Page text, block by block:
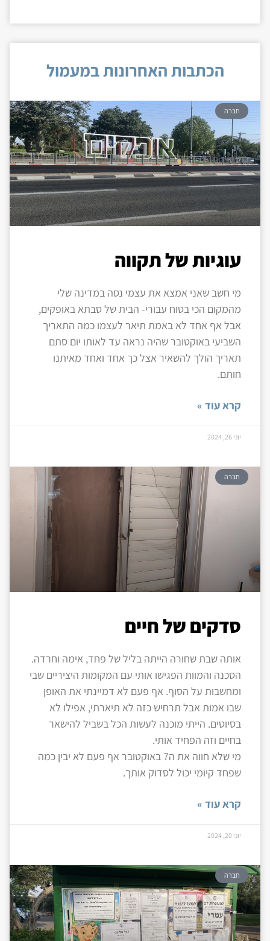
הכתבות האחרונות במעמול
חברה
עוגיות של תקווה
מי חשב שאני אמצא את עצמי נסה במדינה שלי
מהמקום הכי בטוח עבורי- הבית של סבתא באופקים,
אבל אף אחד לא באמת תיאר לעצמו כמה התאריך
השביעי באוקטובר שהיה נראה עד לאותו יום סתם
תאריך הולך להשאיר אצל כך אחד ואחד מאיתנו
חותם.
קרא עוד »
יוני 26, 2024
חברה
סדקים של חיים
אותה שבת שחורה הייתה בליל של פחד, אימה וחרדה.
הסכנה והמוות הפגישו אותי עם המקומות היציריים שבי
ומחשבות על הסוף. אף פעם לא דמיינתי את האופן
שבו אמות אבל תרחיש כזה לא תיארתי, אפילו לא
בסיוטים. הייתי מוכנה לעשות הכל בשביל להישאר
בחיים וזה הפחיד אותי.
מי שלא חווה את ה7 באוקטובר אף פעם לא יבין כמה
שפחד קיומי יכול לסדוק אותך.
קרא עוד »
יוני 20, 2024
חברה